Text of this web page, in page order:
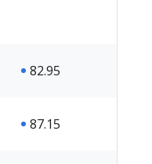
82.95
87.15